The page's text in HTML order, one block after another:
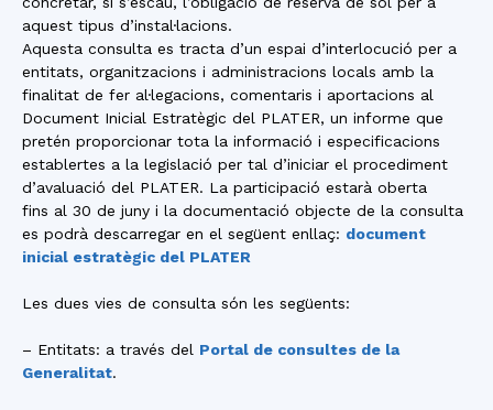
aquest tipus d’instal·lacions.
Aquesta consulta es tracta d’un espai d’interlocució per a
entitats, organitzacions i administracions locals amb la
finalitat de fer al·legacions, comentaris i aportacions al
Document Inicial Estratègic del PLATER, un informe que
pretén proporcionar tota la informació i especificacions
establertes a la legislació per tal d’iniciar el procediment
d’avaluació del PLATER. La participació estarà oberta
fins al 30 de juny i la documentació objecte de la consulta
es podrà descarregar en el següent enllaç: document
inicial estratègic del PLATER
Les dues vies de consulta són les següents:
– Entitats: a través del Portal de consultes de la
Generalitat.